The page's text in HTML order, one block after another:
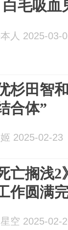
白毛吸血
人 2025-03-
杉田智
合体”
2025-02-23
亡搁浅
作圆满
空 2025-02-